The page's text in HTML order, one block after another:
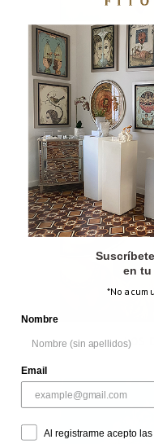
LA
LOS
en tu
*No
Nombre
Email
Al registrarme acepto